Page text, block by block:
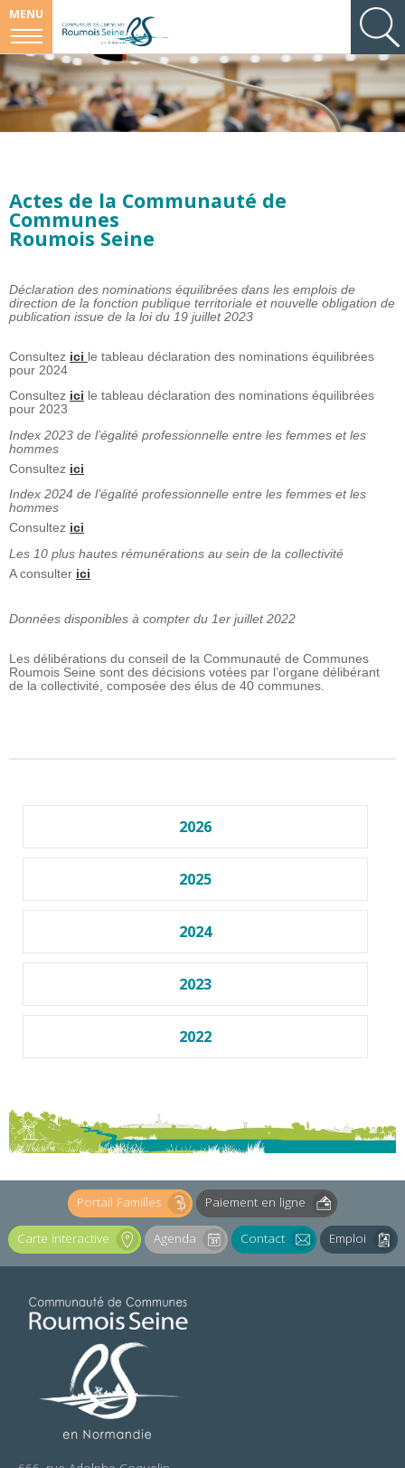
MENU
Actes de la Communauté de
Communes
Roumois Seine
Déclaration des nominations équilibrées dans les emplois de
direction de la fonction publique territoriale et nouvelle obligation de
publication issue de la loi du 19 juillet 2023
Consultez ici le tableau déclaration des nominations équilibrées
pour 2024
Consultez ici le tableau déclaration des nominations équilibrées
pour 2023
Index 2023 de l’égalité professionnelle entre les femmes et les
hommes
Consultez ici
Index 2024 de l’égalité professionnelle entre les femmes et les
hommes
Consultez ici
Les 10 plus hautes rémunérations au sein de la collectivité
A consulter ici
Données disponibles à compter du 1er juillet 2022
Les délibérations du conseil de la Communauté de Communes
Roumois Seine sont des décisions votées par l’organe délibérant
de la collectivité, composée des élus de 40 communes.
2026
2025
2024
2023
2022
Portail Familles Paiement en ligne
Carte interactive Agenda Contact Emploi